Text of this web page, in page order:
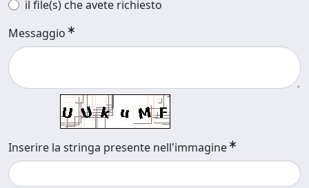
il file(s) che avete richiesto
Messaggio
Inserire la stringa presente nell'immagine